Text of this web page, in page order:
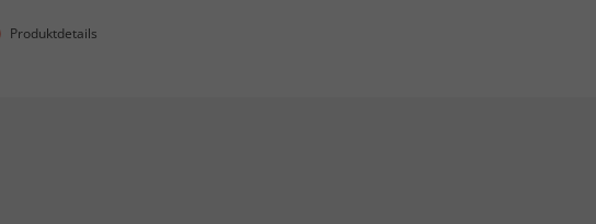
Produktdetails